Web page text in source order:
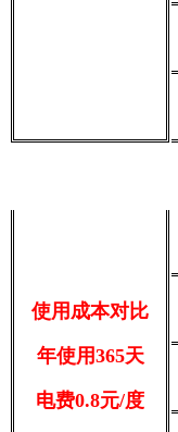
使用成本对比
年使用365天
电费0.8元/度